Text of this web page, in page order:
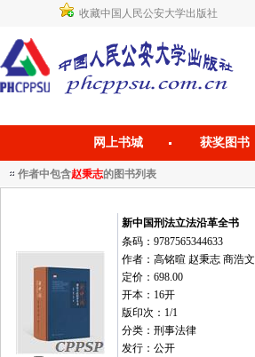
收藏中国人民公安大学出版社
网上书城 获奖图书
作者中包含赵秉志的图书列表
新中国刑法立法沿革全书
条码：9787565344633
作者：高铭暄 赵秉志 商浩文
定价：698.00
开本：16开
版印次：1/1
分类：刑事法律
发行：公开